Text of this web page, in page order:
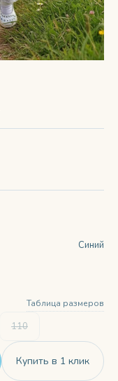
Синий
Таблица размеров
110
Купить в 1 клик